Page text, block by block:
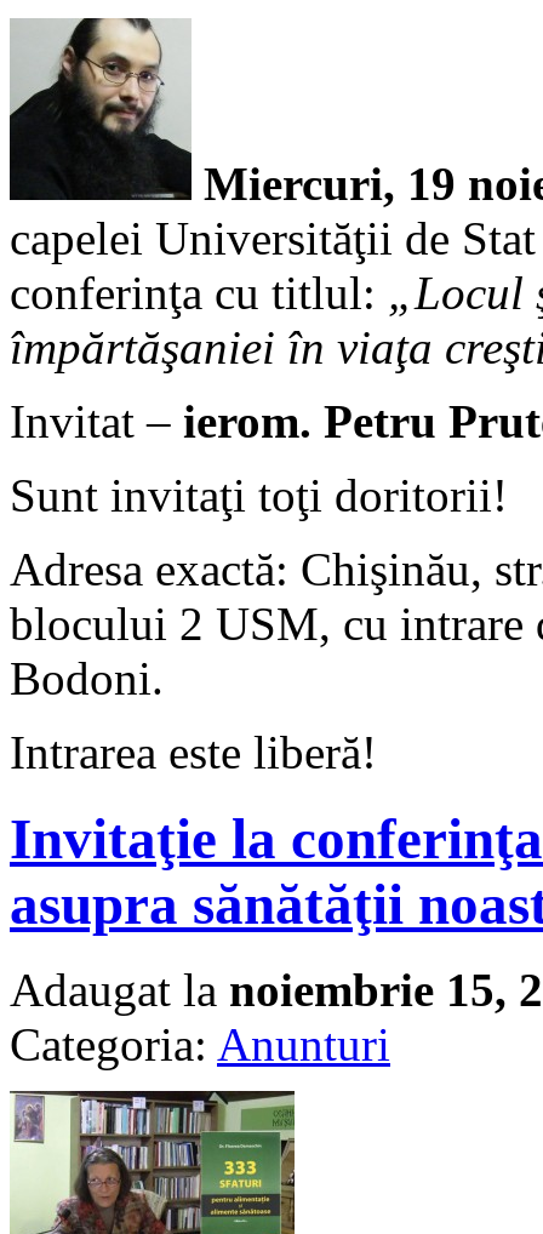
Miercuri, 19
capelei Universităţii de
conferinţa cu titlul: „Locul
împărtăşaniei în viaţa
Invitat – ierom. Petru
Sunt invitaţi toţi doritorii!
Adresa exactă: Chişinău,
blocului 2 USM, cu intrare
Bodoni.
Intrarea este liberă!
Invitaţie la
asupra sănătăţii
Adaugat la noiembrie 15,
Categoria: Anunturi